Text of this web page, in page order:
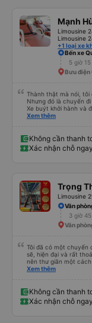
Mạnh
Limousine
Limousine
+1 loại xe
Bến xe
5 giờ
Bưu điện
Thành thật mà nói, tôi
Nhưng đó là chuyến
Xe buýt khởi hành và
dù vẫn hơi xóc, nhưng
Xem thêm
Không cần thanh
Xác nhận chỗ
Trọng
Limousine
Văn
3 giờ
Văn
Tôi đã có một chuyến
sẽ, hiện đại và rất
nên thư giãn một
tình, tài xế cẩn thận
đến khi đến nơi - đều
ty này và chắc chắn
thiệu!
Xem thêm
Không cần thanh
Xác nhận chỗ